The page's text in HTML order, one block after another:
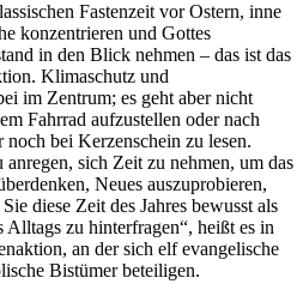
Fastenzeit vor Ostern, inne
konzentrieren und Gottes
in den Blick nehmen – das ist das
Klimaschutz und
im Zentrum; es geht aber nicht
Fahrrad aufzustellen oder nach
bei Kerzenschein zu lesen.
sich Zeit zu nehmen, um das
Neues auszuprobieren,
diese Zeit des Jahres bewusst als
zu hinterfragen“, heißt es in
an der sich elf evangelische
Bistümer beteiligen.